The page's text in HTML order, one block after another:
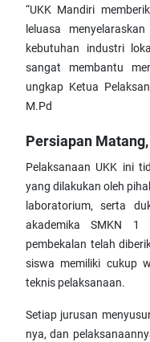
“UKK Mandiri
leluasa
kebutuhan industri
sangat membantu
ungkap Ketua
M.Pd
Persiapan
Pelaksanaan UKK ini
yang dilakukan oleh
laboratorium, serta
akademika SMKN 1
pembekalan telah
siswa memiliki cukup
teknis pelaksanaan.
Setiap jurusan
nya, dan